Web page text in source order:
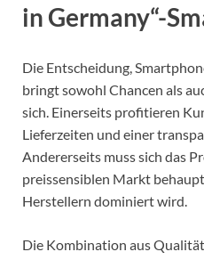
in Germany“-
Die Entscheidung,
bringt sowohl Chancen als
sich. Einerseits profitieren
Lieferzeiten und einer
Andererseits muss sich das
preissensiblen Markt
Herstellern dominiert wird.
Die Kombination aus